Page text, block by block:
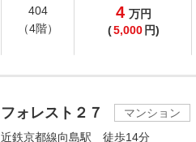
404
（4階）
4 万円
(5,000 円)
フォレスト２７
マンション
近鉄京都線向島駅 徒歩14分